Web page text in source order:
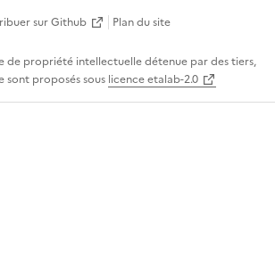
sur Github Plan du site
de propriété intellectuelle détenue par des tiers,
sont proposés sous licence etalab-2.0